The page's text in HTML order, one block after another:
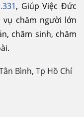
, Giúp Việc Đức
chăm người lớn
chăm sinh, chăm
Bình, Tp Hồ Chí